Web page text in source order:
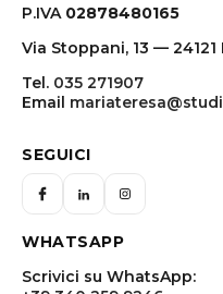
P.IVA 02878480165
Via Stoppani, 13 — 24121
Tel. 035 271907
Email
SEGUICI
WHATSAPP
Scrivici su WhatsApp: